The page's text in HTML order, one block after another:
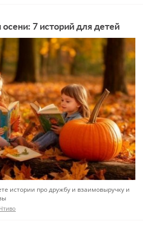
7 историй для детей
истории про дружбу и взаимовыручку и
Чтиво